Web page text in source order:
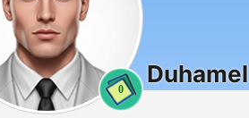
0
Duhamel